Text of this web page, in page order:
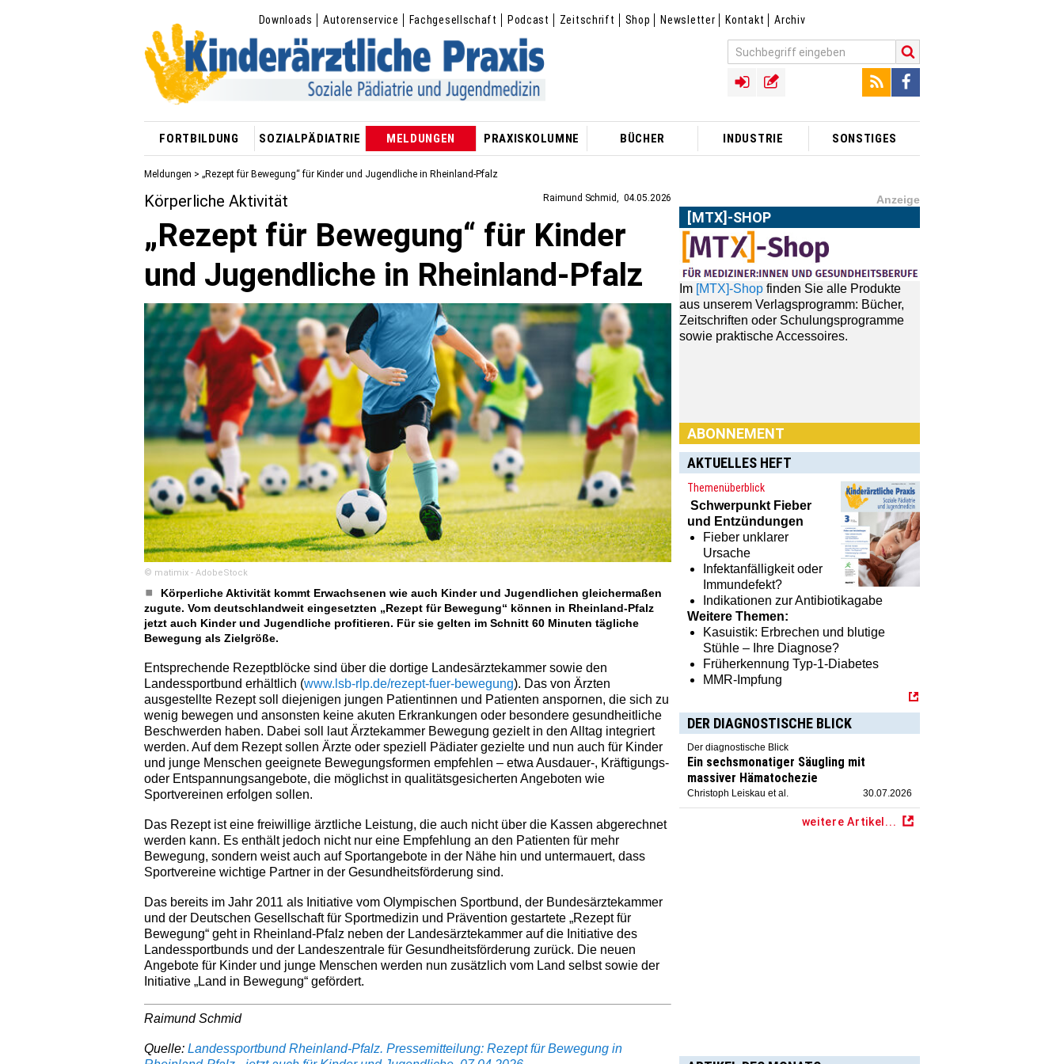
Downloads Autorenservice Fachgesellschaft Podcast Zeitschrift Shop Newsletter Kontakt Archiv
FORTBILDUNG SOZIALPÄDIATRIE MELDUNGEN PRAXISKOLUMNE BÜCHER INDUSTRIE SONSTIGES
Meldungen > „Rezept für Bewegung“ für Kinder und Jugendliche in Rheinland-Pfalz
Raimund Schmid 04.05.2026
Körperliche Aktivität
„Rezept für Bewegung“ für Kinder
und Jugendliche in Rheinland-Pfalz
© matimix - AdobeStock
Körperliche Aktivität kommt Erwachsenen wie auch Kinder und Jugendlichen gleichermaßen
zugute. Vom deutschlandweit eingesetzten „Rezept für Bewegung“ können in Rheinland-Pfalz
jetzt auch Kinder und Jugendliche profitieren. Für sie gelten im Schnitt 60 Minuten tägliche
Bewegung als Zielgröße.
Entsprechende Rezeptblöcke sind über die dortige Landesärztekammer sowie den
Landessportbund erhältlich (www.lsb-rlp.de/rezept-fuer-bewegung). Das von Ärzten
ausgestellte Rezept soll diejenigen jungen Patientinnen und Patienten anspornen, die sich zu
wenig bewegen und ansonsten keine akuten Erkrankungen oder besondere gesundheitliche
Beschwerden haben. Dabei soll laut Ärztekammer Bewegung gezielt in den Alltag integriert
werden. Auf dem Rezept sollen Ärzte oder speziell Pädiater gezielte und nun auch für Kinder
und junge Menschen geeignete Bewegungsformen empfehlen – etwa Ausdauer-, Kräftigungs-
oder Entspannungsangebote, die möglichst in qualitätsgesicherten Angeboten wie
Sportvereinen erfolgen sollen.
Das Rezept ist eine freiwillige ärztliche Leistung, die auch nicht über die Kassen abgerechnet
werden kann. Es enthält jedoch nicht nur eine Empfehlung an den Patienten für mehr
Bewegung, sondern weist auch auf Sportangebote in der Nähe hin und untermauert, dass
Sportvereine wichtige Partner in der Gesundheitsförderung sind.
Das bereits im Jahr 2011 als Initiative vom Olympischen Sportbund, der Bundesärztekammer
und der Deutschen Gesellschaft für Sportmedizin und Prävention gestartete „Rezept für
Bewegung“ geht in Rheinland-Pfalz neben der Landesärztekammer auf die Initiative des
Landessportbunds und der Landeszentrale für Gesundheitsförderung zurück. Die neuen
Angebote für Kinder und junge Menschen werden nun zusätzlich vom Land selbst sowie der
Initiative „Land in Bewegung“ gefördert.
Raimund Schmid
Quelle: Landessportbund Rheinland-Pfalz. Pressemitteilung: Rezept für Bewegung in
Anzeige
[MTX]-SHOP
Im[MTX]-Shop
finden Sie alle Produkte
aus unserem Verlagsprogramm: Bücher,
Zeitschriften oder Schulungsprogramme
sowie praktische Accessoires.
ABONNEMENT
Haben Sie Interesse an einem
Abonnement? Dann klicken Sie einfach
hier:[MTX]-Shop
AKTUELLES HEFT
Themenüberblick
Schwerpunkt Fieber
und Entzündungen
Fieber unklarer
Ursache
Infektanfälligkeit oder
Immundefekt?
Indikationen zur Antibiotikagabe
Weitere Themen:
Kasuistik: Erbrechen und blutige
Stühle – Ihre Diagnose?
Früherkennung Typ-1-Diabetes
MMR-Impfung
DER DIAGNOSTISCHE BLICK
Der diagnostische Blick
Ein sechsmonatiger Säugling mit
massiver Hämatochezie
Christoph Leiskau et al. 30.07.2026
weitere Artikel...